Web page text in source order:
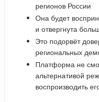
регионов России
Она будет
и отвергнута
Это подорвёт
региональных
Платформа не
альтернативой
воспроизводить